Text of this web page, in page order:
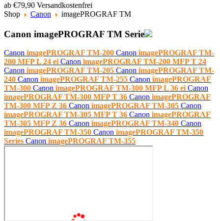
ab €79,90 Versandkostenfrei
Shop
Canon imagePROGRAF TM
Canon imagePROGRAF TM Serie
Canon imagePROGRAF TM-200 Canon imagePROGRAF TM-
200 MFP L 24 ei Canon imagePROGRAF TM-200 MFP T 24
Canon imagePROGRAF TM-205 Canon imagePROGRAF TM-
240 Canon imagePROGRAF TM-255 Canon imagePROGRAF
TM-300 Canon imagePROGRAF TM-300 MFP L 36 ei Canon
imagePROGRAF TM-300 MFP T 36 Canon imagePROGRAF
TM-300 MFP Z 36 Canon imagePROGRAF TM-305 Canon
imagePROGRAF TM-305 MFP T 36 Canon imagePROGRAF
TM-305 MFP Z 36 Canon imagePROGRAF TM-340 Canon
imagePROGRAF TM-350 Canon imagePROGRAF TM-350
Series Canon imagePROGRAF TM-355